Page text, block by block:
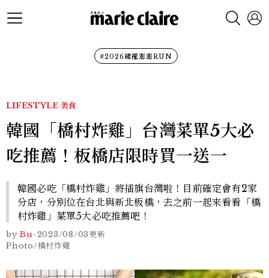
#2026裙襬澎澎RUN
LIFESTYLE 美食
韓國「橋村炸雞」台灣菜單5大必
吃推薦！板橋店限時買一送一
韓國必吃「橋村炸雞」將插旗台灣啦！目前確定會有2家
分店，分別位在台北與新北板橋，去之前一起來看看「橋
村炸雞」菜單5大必吃推薦吧！
by Bu-2023/08/03更新
Photo/橋村炸雞